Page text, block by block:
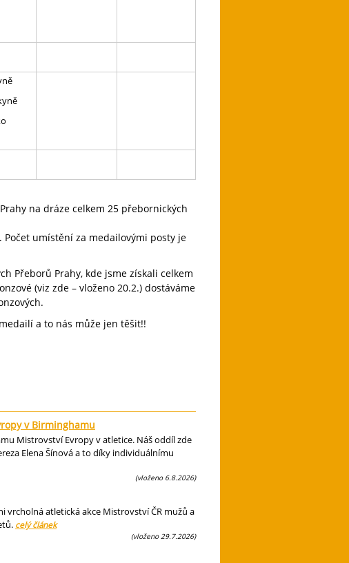
na dráze celkem 25 přebornických
umístění za medailovými posty je
Přeborů Prahy, kde jsme získali celkem
(viz zde – vloženo 20.2.) dostáváme
a to nás může jen těšit!!
v Birminghamu
Mistrovství Evropy v atletice. Náš oddíl zde
Elena Šínová a to díky individuálnímu
(vloženo 6.8.2026)
vrcholná atletická akce Mistrovství ČR mužů a
celý článek
(vloženo 29.7.2026)